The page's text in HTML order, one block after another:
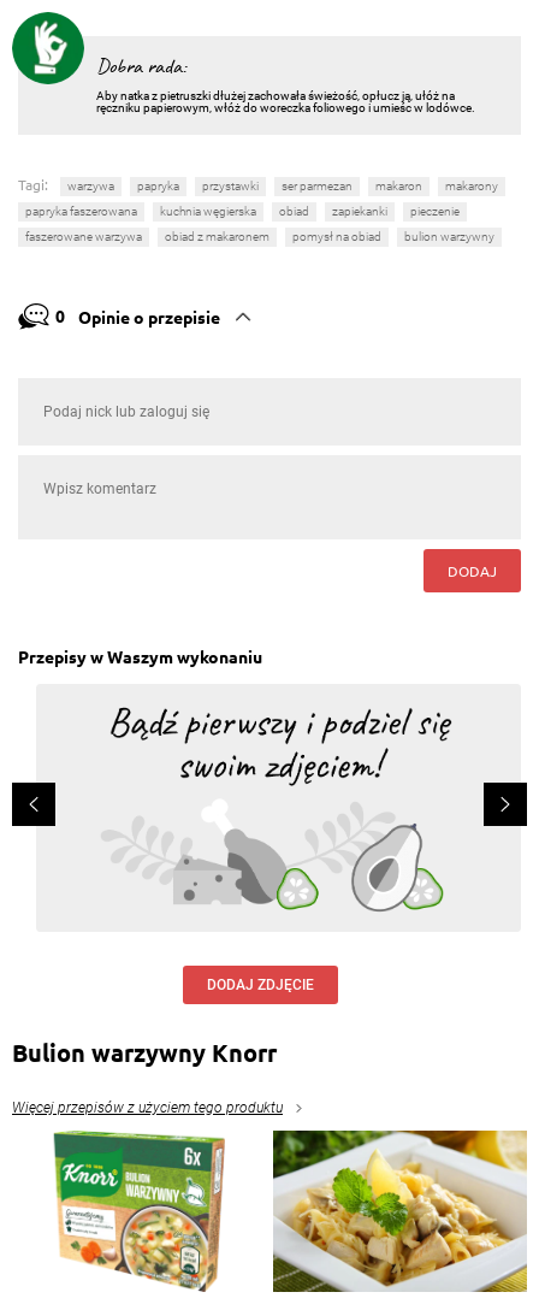
Dobra rada:
Aby natka z pietruszki dłużej zachowała świeżość, opłucz ją, ułóż na
ręczniku papierowym, włóż do woreczka foliowego i umieśc w lodówce.
Tagi: warzywa papryka przystawki ser parmezan makaron
makarony
papryka faszerowana
kuchnia węgierska obiad zapiekanki
pieczenie
faszerowane warzywa
obiad z makaronem pomysł na obiad bulion warzywny
0 Opinie o przepisie
DODAJ
Przepisy w Waszym wykonaniu
DODAJ ZDJĘCIE
Bulion warzywny Knorr
Więcej przepisów z użyciem tego produktu